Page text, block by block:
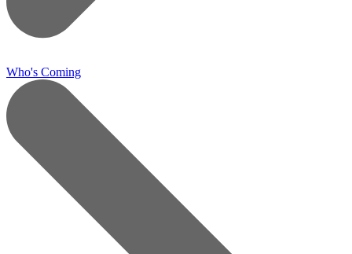
Who's Coming